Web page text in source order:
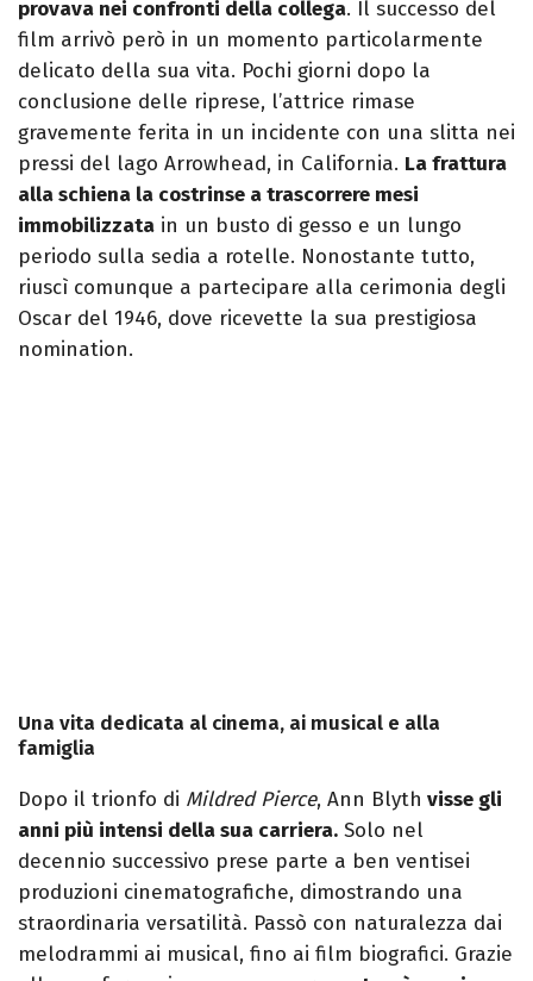
provava nei confronti della collega. Il successo del
film arrivò però in un momento particolarmente
delicato della sua vita. Pochi giorni dopo la
conclusione delle riprese, l’attrice rimase
gravemente ferita in un incidente con una slitta nei
pressi del lago Arrowhead, in California. La frattura
alla schiena la costrinse a trascorrere mesi
immobilizzata in un busto di gesso e un lungo
periodo sulla sedia a rotelle. Nonostante tutto,
riuscì comunque a partecipare alla cerimonia degli
Oscar del 1946, dove ricevette la sua prestigiosa
nomination.
Una vita dedicata al cinema, ai musical e alla
famiglia
Dopo il trionfo di Mildred Pierce, Ann Blyth visse gli
anni più intensi della sua carriera. Solo nel
decennio successivo prese parte a ben ventisei
produzioni cinematografiche, dimostrando una
straordinaria versatilità. Passò con naturalezza dai
melodrammi ai musical, fino ai film biografici. Grazie